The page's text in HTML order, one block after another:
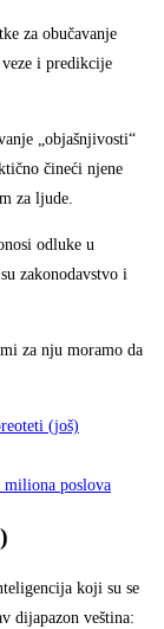
za obučavanje
i predikcije
„objašnjivosti“
čineći njene
za ljude.
odluke u
zakonodavstvo i
za nju moramo da
(još)
miliona poslova
koji su se
dijapazon veština: